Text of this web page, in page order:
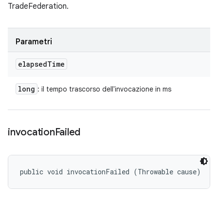
TradeFederation.
Parametri
elapsedTime
long : il tempo trascorso dell'invocazione in ms
invocationFailed
public void invocationFailed (Throwable cause)